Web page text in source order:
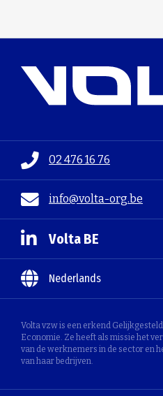
02 476 16 76
info@volta-org.be
Volta vzw is een erkend
Economie. Ze heeft als missie het
van de werknemers in de sector en
van haar bedrijven.
Volta BE
Nederlands